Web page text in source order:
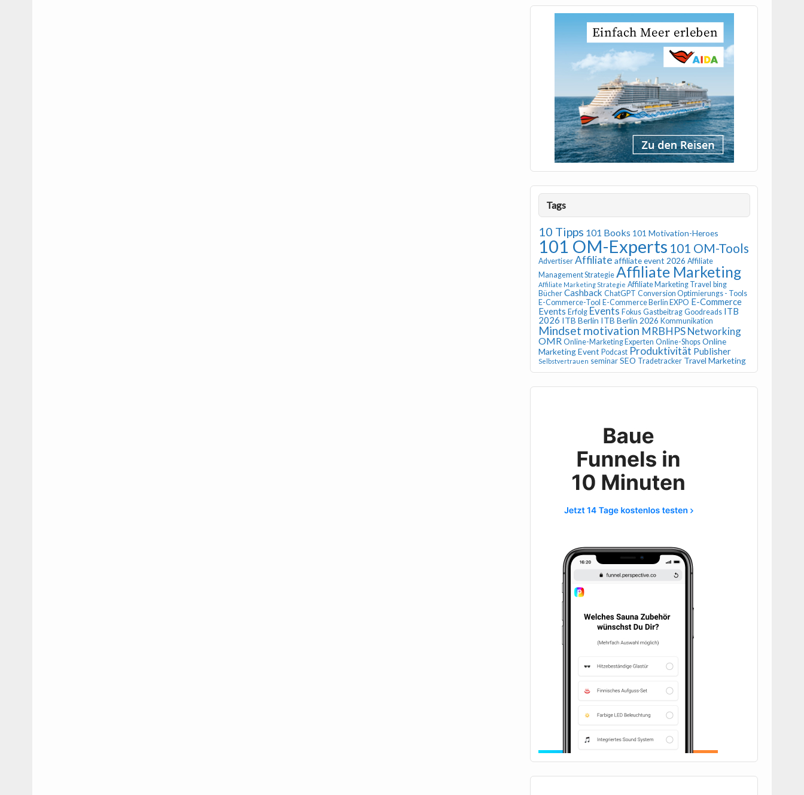
Tags
10 Tipps 101 Books 101 Motivation-Heroes
101 OM-Experts 101 OM-Tools
Advertiser Affiliate affiliate event 2026 Affiliate
Management Strategie Affiliate Marketing
Affiliate Marketing Strategie Affiliate Marketing Travel bing
Bücher Cashback ChatGPT Conversion Optimierungs - Tools
E-Commerce-Tool E-Commerce Berlin EXPO E-Commerce
Events Erfolg Events Fokus Gastbeitrag Goodreads ITB
2026 ITB Berlin ITB Berlin 2026 Kommunikation
Mindset motivation MRBHPS Networking
OMR Online-Marketing Experten Online-Shops Online
Marketing Event Podcast Produktivität Publisher
Selbstvertrauen seminar SEO Tradetracker Travel Marketing